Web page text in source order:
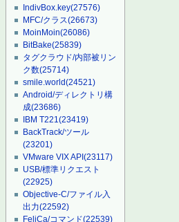
IndivBox.key(27576)
MFC/クラス(26673)
MoinMoin(26086)
BitBake(25839)
タグクラウド/内部被リン
ク数(25714)
smile.world(24521)
Android/ディレクトリ構
成(23686)
IBM T221(23419)
BackTrack/ツール
(23201)
VMware VIX API(23117)
USB/標準リクエスト
(22925)
Objective-C/ファイル入
出力(22592)
FeliCa/コマンド(22539)